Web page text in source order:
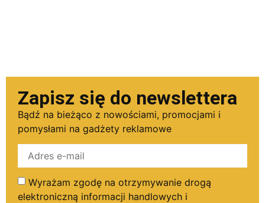
Zapisz się do newslettera
Bądź na bieżąco z nowościami, promocjami i
pomysłami na gadżety reklamowe
Wyrażam zgodę na otrzymywanie drogą
elektroniczną informacji handlowych i